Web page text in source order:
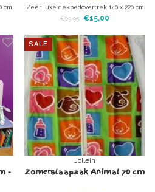
cm
Zeer luxe dekbedovertrek 140 x 220 cm
100% katoen.
€69,95 €15,00
-
SALE
Jollein
Zomerslaapzak Animal 70 cm